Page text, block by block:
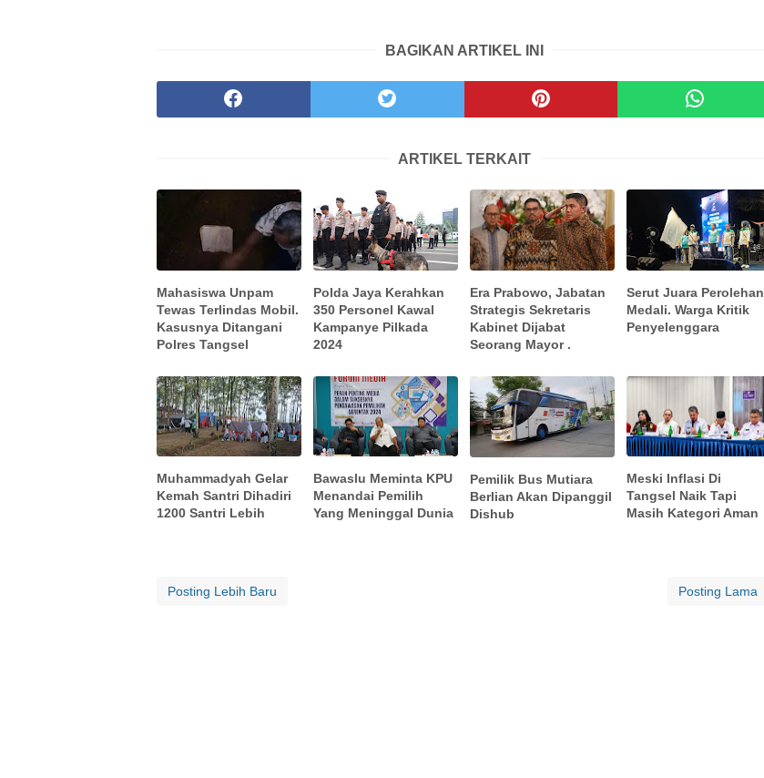
BAGIKAN ARTIKEL INI
ARTIKEL TERKAIT
Mahasiswa Unpam
Tewas Terlindas Mobil.
Kasusnya Ditangani
Polres Tangsel
Polda Jaya Kerahkan
350 Personel Kawal
Kampanye Pilkada
2024
Era Prabowo, Jabatan
Strategis Sekretaris
Kabinet Dijabat
Seorang Mayor .
Serut Juara Perolehan
Medali. Warga Kritik
Penyelenggara
Muhammadyah Gelar
Kemah Santri Dihadiri
1200 Santri Lebih
Bawaslu Meminta KPU
Menandai Pemilih
Yang Meninggal Dunia
Pemilik Bus Mutiara
Berlian Akan Dipanggil
Dishub
Meski Inflasi Di
Tangsel Naik Tapi
Masih Kategori Aman
Posting Lebih Baru Posting Lama